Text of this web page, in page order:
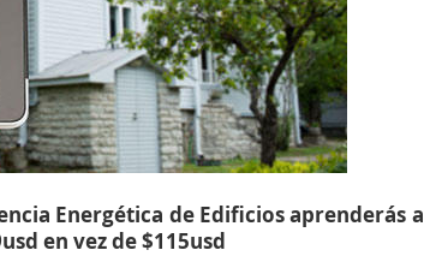
Energética de Edificios aprenderás a
en vez de $115usd